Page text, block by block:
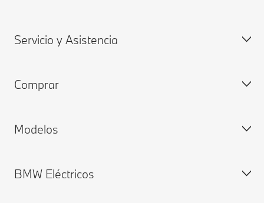
Fichas Técnicas y Lista de precios
Encuentra tu Distribuidor Autorizado BMW
Sobre nosotros
Servicio y Asistencia
My BMW
BMW ConnectedDrive
Comprar
Configura y precio
BMW Financial Services
Modelos
BMW Gama X
BMW Eléctricos